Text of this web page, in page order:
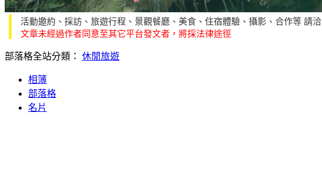
活動邀約、採訪、旅遊行程、景觀餐廳、美食、住宿體驗、攝影、合作等 請洽
文章未經過作者同意至其它平台發文者，將採法律途徑
部落格全站分類： 休閒旅遊
相簿
部落格
名片